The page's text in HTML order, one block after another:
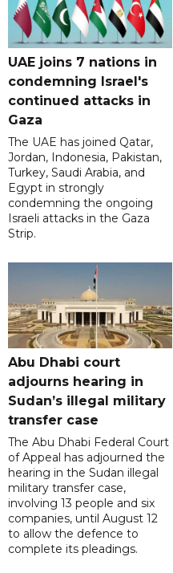
UAE joins 7 nations in
condemning Israel's
continued attacks in
Gaza
The UAE has joined Qatar,
Jordan, Indonesia, Pakistan,
Turkey, Saudi Arabia, and
Egypt in strongly
condemning the ongoing
Israeli attacks in the Gaza
Strip.
Abu Dhabi court
adjourns hearing in
Sudan’s illegal military
transfer case
The Abu Dhabi Federal Court
of Appeal has adjourned the
hearing in the Sudan illegal
military transfer case,
involving 13 people and six
companies, until August 12
to allow the defence to
complete its pleadings.